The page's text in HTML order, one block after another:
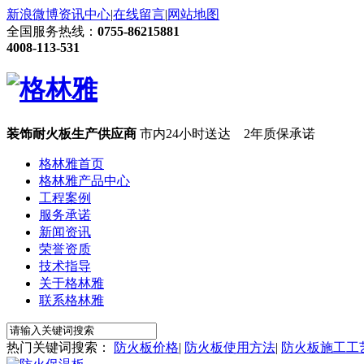
新浪微博资讯中心|在线留言|网站地图
全国服务热线： 0755-86215881
4008-113-531
装饰耐火板生产供应商 市内24小时送达 2年质保承诺
格林雅首页
格林雅产品中心
工程案例
服务承诺
新闻资讯
荣誉资质
技术指导
关于格林雅
联系格林雅
热门关键词搜索： 防火板价格| 防火板使用方法| 防火板施工工